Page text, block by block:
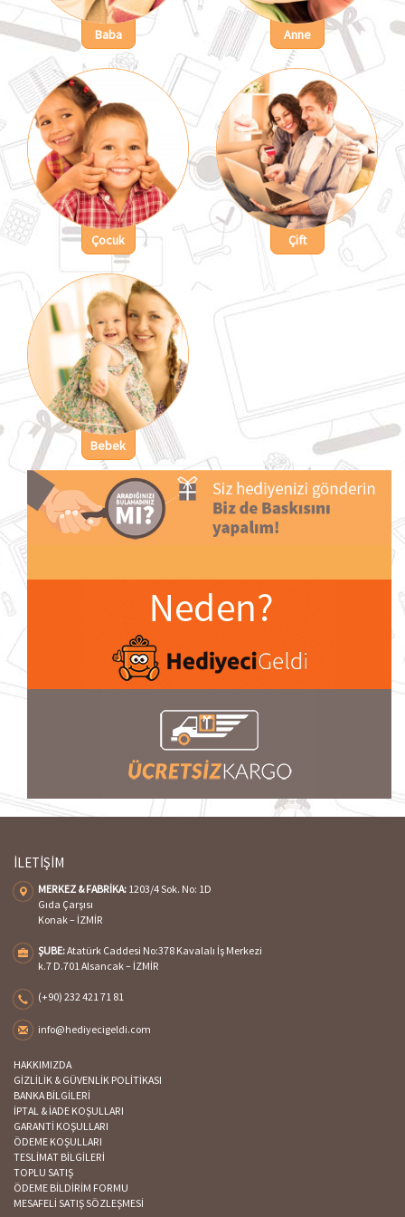
Baba Anne
Çocuk Çift
Bebek
İLETİŞİM
MERKEZ & FABRİKA: 1203/4 Sok. No: 1D
Gıda Çarşısı
Konak – İZMİR
ŞUBE:Atatürk Caddesi No:378 Kavalalı İş Merkezi
k.7 D.701 Alsancak – İZMİR
(+90) 232 421 71 81
info@hediyecigeldi.com
HAKKIMIZDA
GİZLİLİK & GÜVENLİK POLİTİKASI
BANKA BİLGİLERİ
İPTAL & İADE KOŞULLARI
GARANTİ KOŞULLARI
ÖDEME KOŞULLARI
TESLİMAT BİLGİLERİ
TOPLU SATIŞ
ÖDEME BİLDİRİM FORMU
MESAFELİ SATIŞ SÖZLEŞMESİ